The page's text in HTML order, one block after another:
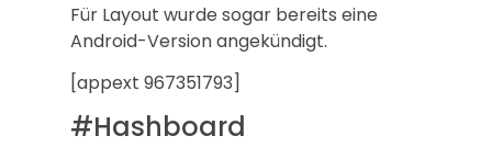
Für Layout wurde sogar bereits eine
Android-Version angekündigt.
[appext 967351793]
#Hashboard